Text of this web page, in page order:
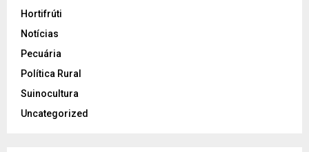
Hortifrúti
Notícias
Pecuária
Política Rural
Suinocultura
Uncategorized